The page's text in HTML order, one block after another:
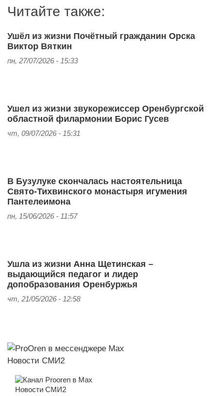
Читайте также:
Ушёл из жизни Почётный гражданин Орска
Виктор Вяткин
пн, 27/07/2026 - 15:33
Ушел из жизни звукорежиссер Оренбургской
областной филармонии Борис Гусев
чт, 09/07/2026 - 15:31
В Бузулуке скончалась настоятельница
Свято-Тихвинского монастыря игумения
Пантелеимона
пн, 15/06/2026 - 11:57
Ушла из жизни Анна Щетинская –
выдающийся педагог и лидер
допобразования Оренбуржья
чт, 21/05/2026 - 12:58
Новости СМИ2
Новости СМИ2